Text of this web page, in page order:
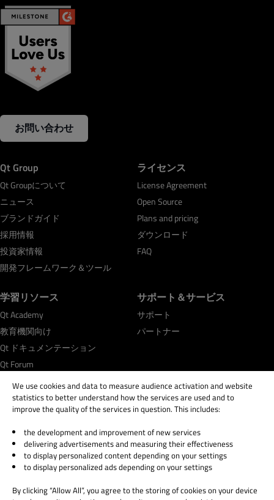
お問い合わせ
Qt Group
Qt Groupについて
ニュース
ブランドガイド
採用情報
投資家情報
開発フレームワーク＆ツール
ライセンス
License Agreement
Open Source
Plans and pricing
ダウンロード
FAQ
学習リソース
Qt Academy
教育機関向け
Qt ドキュメンテーション
Qt Forum
サポート＆サービス
サポート
パートナー
© 2026 The Qt Company
Legal Notice
Privacy and Cookie Policy
Trust Center
We use cookies and data to measure audience activation and website
statistics to better understand how the services are used and to
improve the quality of the services in question. This includes:
the development and improvement of new services
delivering advertisements and measuring their effectiveness
to display personalized content depending on your settings
to display personalized ads depending on your settings
By clicking “Allow All”, you agree to the storing of cookies on your device